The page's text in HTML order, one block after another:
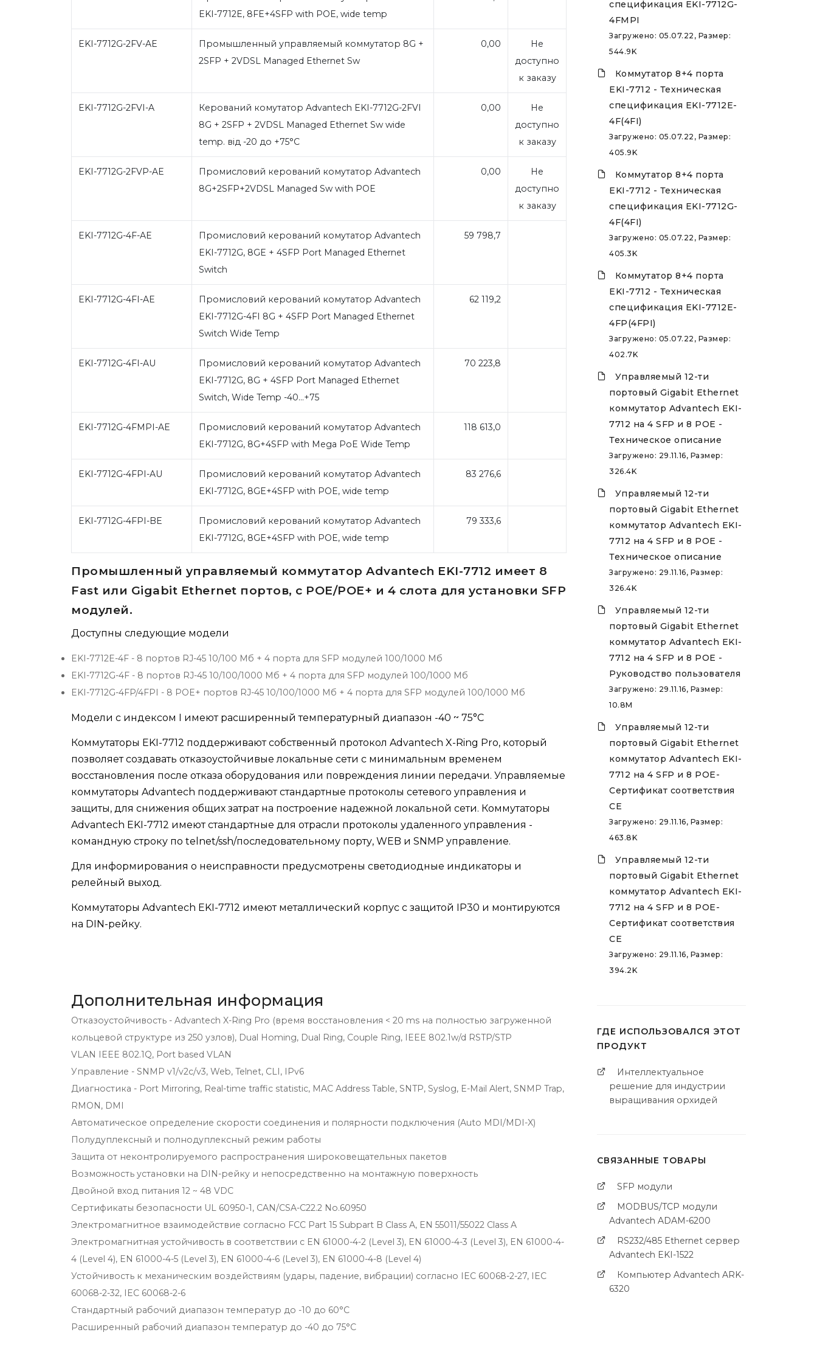
EKI-7712E, 8FE+4SFP with POE, wide temp
EKI-7712G-2FV-AE
Промышленный управляемый коммутатор 8G +
2SFP + 2VDSL Managed Ethernet Sw
0,00
Не
доступно
к заказу
EKI-7712G-2FVI-A
Керований комутатор Advantech EKI-7712G-2FVI
8G + 2SFP + 2VDSL Managed Ethernet Sw wide
temp. від -20 до +75°C
0,00
Не
доступно
к заказу
EKI-7712G-2FVP-AE
Промисловий керований комутатор Advantech
8G+2SFP+2VDSL Managed Sw with POE
0,00
Не
доступно
к заказу
EKI-7712G-4F-AE
Промисловий керований комутатор Advantech
EKI-7712G, 8GE + 4SFP Port Managed Ethernet
Switch
59 798,7
EKI-7712G-4FI-AE
Промисловий керований комутатор Advantech
EKI-7712G-4FI 8G + 4SFP Port Managed Ethernet
Switch Wide Temp
62 119,2
EKI-7712G-4FI-AU
Промисловий керований комутатор Advantech
EKI-7712G, 8G + 4SFP Port Managed Ethernet
Switch, Wide Temp -40...+75
70 223,8
EKI-7712G-4FMPI-AE
Промисловий керований комутатор Advantech
EKI-7712G, 8G+4SFP with Mega PoE Wide Temp
118 613,0
EKI-7712G-4FPI-AU
Промисловий керований комутатор Advantech
EKI-7712G, 8GE+4SFP with POE, wide temp
83 276,6
EKI-7712G-4FPI-BE
Промисловий керований комутатор Advantech
EKI-7712G, 8GE+4SFP with POE, wide temp
79 333,6
Промышленный управляемый коммутатор Advantech EKI-7712 имеет 8
Fast или Gigabit Ethernet портов, с POE/POE+ и 4 слота для установки SFP
модулей.
Доступны следующие модели
EKI-7712E-4F - 8 портов RJ-45 10/100 Мб + 4 порта для SFP модулей 100/1000 Мб
EKI-7712G-4F - 8 портов RJ-45 10/100/1000 Мб + 4 порта для SFP модулей 100/1000 Мб
EKI-7712G-4FP/4FPI - 8 POE+ портов RJ-45 10/100/1000 Мб + 4 порта для SFP модулей 100/1000 Мб
Модели с индексом I имеют расширенный температурный диапазон -40 ~ 75°C
Коммутаторы EKI-7712 поддерживают собственный протокол Advantech X-Ring Pro, который
позволяет создавать отказоустойчивые локальные сети с минимальным временем
восстановления после отказа оборудования или повреждения линии передачи. Управляемые
коммутаторы Advantech поддерживают стандартные протоколы сетевого управления и
защиты, для снижения общих затрат на построение надежной локальной сети. Коммутаторы
Advantech EKI-7712 имеют стандартные для отрасли протоколы удаленного управления -
командную строку по telnet/ssh/последовательному порту, WEB и SNMP управление.
Для информирования о неисправности предусмотрены светодиодные индикаторы и
релейный выход.
Коммутаторы Advantech EKI-7712 имеют металлический корпус с защитой IP30 и монтируются
на DIN-рейку.
Дополнительная информация
Отказоустойчивость - Advantech X-Ring Pro (время восстановления < 20 ms на полностью загруженной
кольцевой структуре из 250 узлов), Dual Homing, Dual Ring, Couple Ring, IEEE 802.1w/d RSTP/STP
VLAN IEEE 802.1Q, Port based VLAN
Управление - SNMP v1/v2c/v3, Web, Telnet, CLI, IPv6
Диагностика - Port Mirroring, Real-time traffic statistic, MAC Address Table, SNTP, Syslog, E-Mail Alert, SNMP Trap,
RMON, DMI
Автоматическое определение скорости соединения и полярности подключения (Auto MDI/MDI-X)
Полудуплексный и полнодуплексный режим работы
Защита от неконтролируемого распространения широковещательных пакетов
Возможность установки на DIN-рейку и непосредственно на монтажную поверхность
Двойной вход питания 12 ~ 48 VDC
Сертификаты безопасности UL 60950-1, CAN/CSA-C22.2 No.60950
Электромагнитное взаимодействие согласно FCC Part 15 Subpart B Class A, EN 55011/55022 Class A
Электромагнитная устойчивость в соответствии с EN 61000-4-2 (Level 3), EN 61000-4-3 (Level 3), EN 61000-4-
4 (Level 4), EN 61000-4-5 (Level 3), EN 61000-4-6 (Level 3), EN 61000-4-8 (Level 4)
Устойчивость к механическим воздействиям (удары, падение, вибрации) согласно IEC 60068-2-27, IEC
60068-2-32, IEC 60068-2-6
Стандартный рабочий диапазон температур до -10 до 60°C
Расширенный рабочий диапазон температур до -40 до 75°C
спецификация EKI-7712G-
4FMPI
Загружено: 05.07.22, Размер:
544.9K
Коммутатор 8+4 порта
EKI-7712 - Техническая
спецификация EKI-7712E-
4F(4FI)
Загружено: 05.07.22, Размер:
405.9K
Коммутатор 8+4 порта
EKI-7712 - Техническая
спецификация EKI-7712G-
4F(4FI)
Загружено: 05.07.22, Размер:
405.3K
Коммутатор 8+4 порта
EKI-7712 - Техническая
спецификация EKI-7712E-
4FP(4FPI)
Загружено: 05.07.22, Размер:
402.7K
Управляемый 12-ти
портовый Gigabit Ethernet
коммутатор Advantech EKI-
7712 на 4 SFP и 8 POE -
Техническое описание
Загружено: 29.11.16, Размер:
326.4K
Управляемый 12-ти
портовый Gigabit Ethernet
коммутатор Advantech EKI-
7712 на 4 SFP и 8 POE -
Техническое описание
Загружено: 29.11.16, Размер:
326.4K
Управляемый 12-ти
портовый Gigabit Ethernet
коммутатор Advantech EKI-
7712 на 4 SFP и 8 POE -
Руководство пользователя
Загружено: 29.11.16, Размер:
10.8M
Управляемый 12-ти
портовый Gigabit Ethernet
коммутатор Advantech EKI-
7712 на 4 SFP и 8 POE-
Сертификат соответствия
CE
Загружено: 29.11.16, Размер:
463.8K
Управляемый 12-ти
портовый Gigabit Ethernet
коммутатор Advantech EKI-
7712 на 4 SFP и 8 POE-
Сертификат соответствия
CE
Загружено: 29.11.16, Размер:
394.2K
ГДЕ ИСПОЛЬЗОВАЛСЯ ЭТОТ
ПРОДУКТ
Интеллектуальное
решение для индустрии
выращивания орхидей
СВЯЗАННЫЕ ТОВАРЫ
SFP модули
MODBUS/TCP модули
Advantech ADAM-6200
RS232/485 Ethernet сервер
Advantech EKI-1522
Компьютер Advantech ARK-
6320